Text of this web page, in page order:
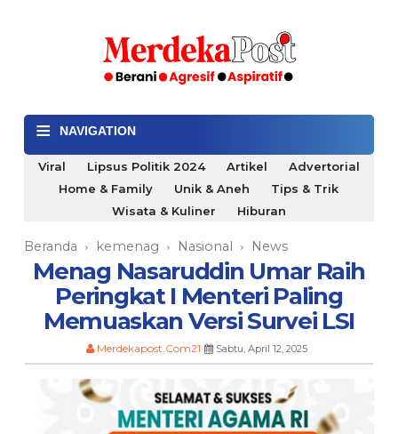
≡ NAVIGATION
Viral Lipsus Politik 2024 Artikel
Advertorial
Home & Family
Unik & Aneh
Tips & Trik
Wisata & Kuliner
Hiburan
Beranda › kemenag › Nasional › News
Menag Nasaruddin Umar Raih
Peringkat I Menteri Paling
Memuaskan Versi Survei LSI
Merdekapost.Com21 Sabtu, April 12, 2025